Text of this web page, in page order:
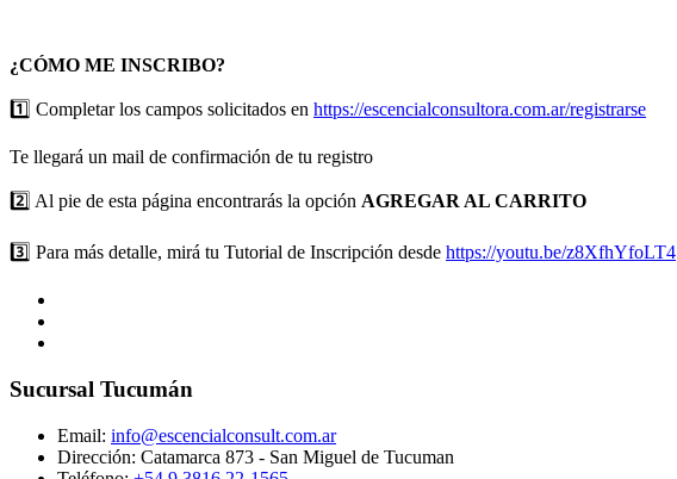
¿CÓMO ME INSCRIBO?
1️⃣ Completar los campos solicitados en https://escencialconsultora.com.ar/registrarse
Te llegará un mail de confirmación de tu registro
2️⃣ Al pie de esta página encontrarás la opción AGREGAR AL CARRITO
3️⃣ Para más detalle, mirá tu Tutorial de Inscripción desde https://youtu.be/z8XfhYfoLT4
Sucursal Tucumán
Email: info@escencialconsult.com.ar
Dirección: Catamarca 873 - San Miguel de Tucuman